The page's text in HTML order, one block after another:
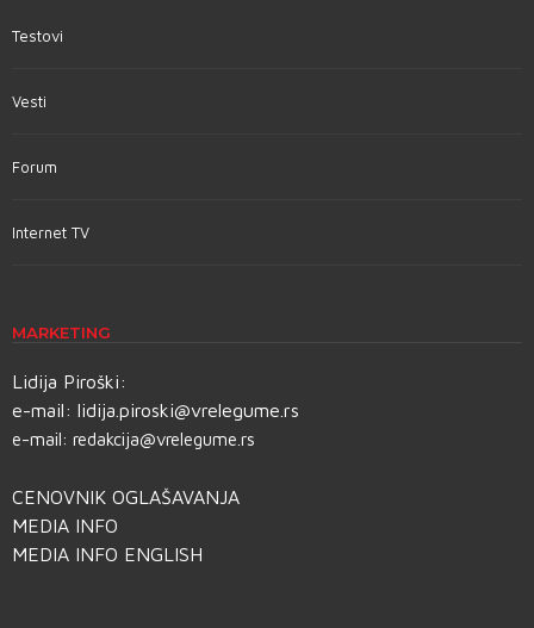
Testovi
Vesti
Forum
Internet TV
MARKETING
Lidija Piroški:
e-mail: lidija.piroski@vrelegume.rs
e-mail: redakcija@vrelegume.rs
CENOVNIK OGLAŠAVANJA
MEDIA INFO
MEDIA INFO ENGLISH